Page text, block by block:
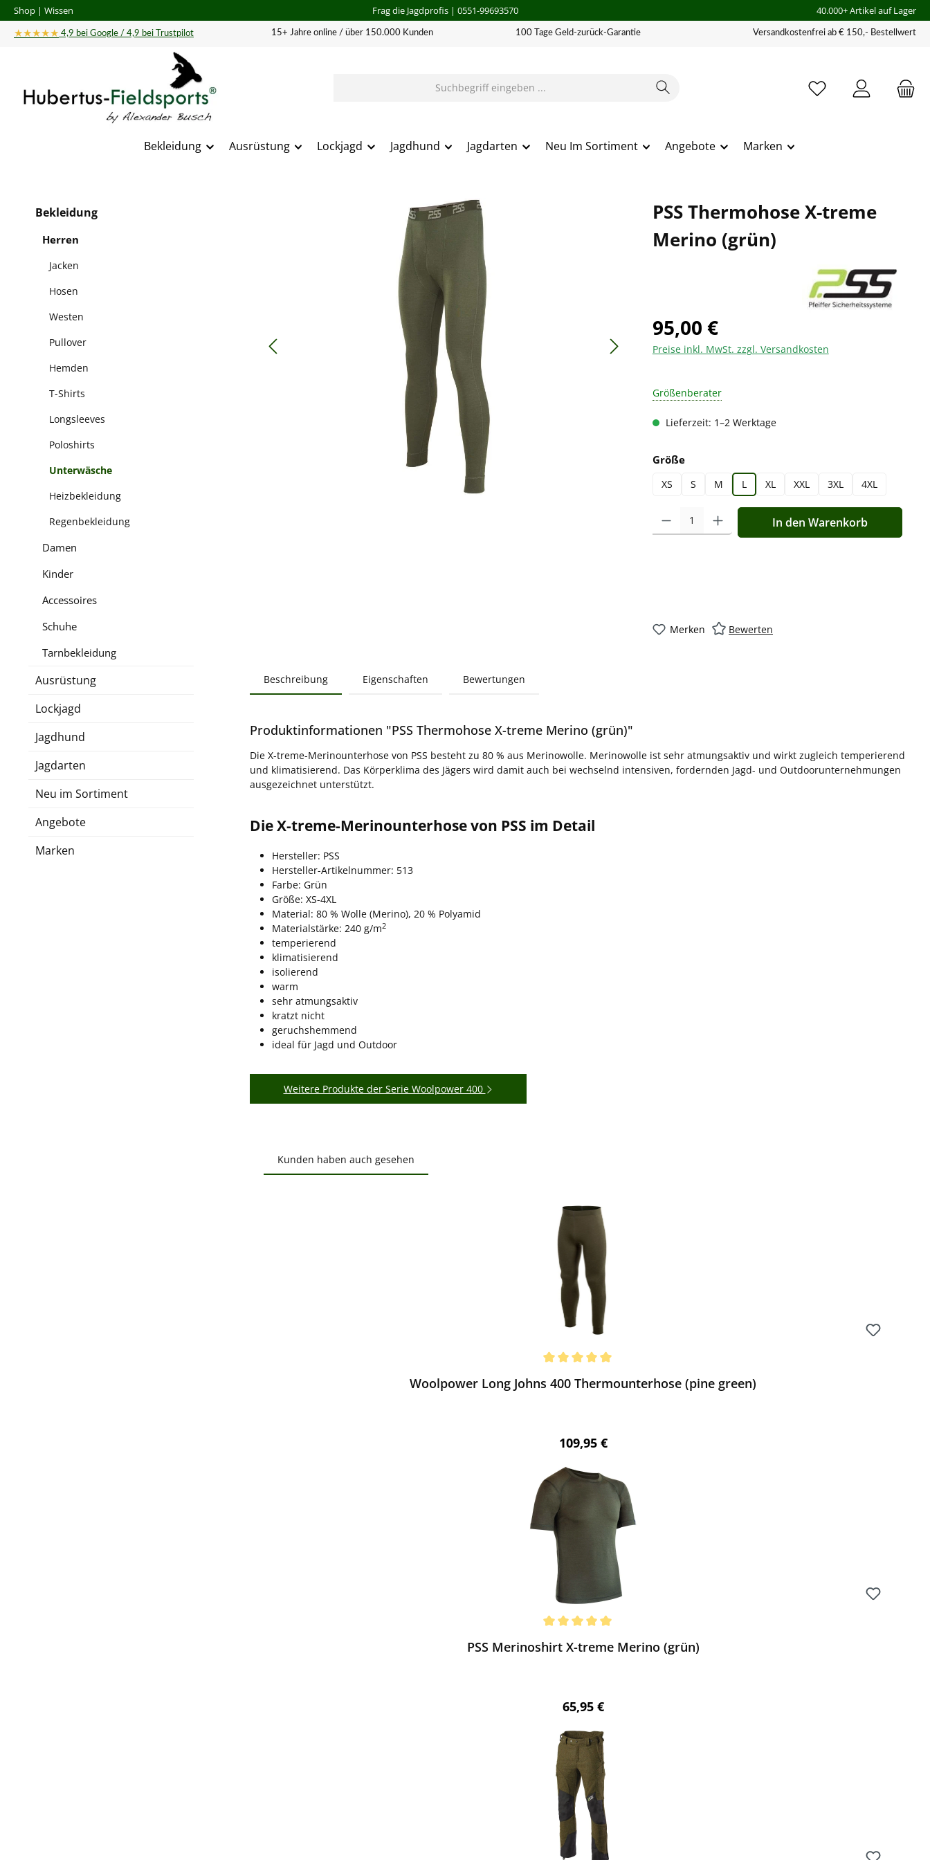
Hauptinhalt springen
Zur Suche springen
Zur Hauptnavigation springen
Shop | Wissen Frag die Jagdprofis| 0551-99693570 40.000+ Artikel auf Lager
★★★★★ 4,9 bei Google / 4,9 bei Trustpilot 15+ Jahre online / über 150.000 Kunden 100 Tage Geld-zurück-Garantie Versandkostenfrei ab € 150,- Bestellwert
Bekleidung Ausrüstung Lockjagd Jagdhund Jagdarten Neu Im Sortiment Angebote Marken
Bekleidung
Herren
Jacken
Hosen
Westen
Pullover
Hemden
T-Shirts
Longsleeves
Poloshirts
Unterwäsche
Heizbekleidung
Regenbekleidung
Damen
Kinder
Accessoires
Schuhe
Tarnbekleidung
Ausrüstung
Lockjagd
Jagdhund
Jagdarten
Neu im Sortiment
Angebote
Marken
PSS Thermohose X-treme
Merino (grün)
95,00 €
Preise inkl. MwSt. zzgl. Versandkosten
Größenberater
Lieferzeit: 1–2 Werktage
Größeauswählen
XS S M L XL XXL 3XL 4XL
Produkt Anzahl: Gib den gewünschten Wert ein oder
In den Warenkorb
Merken Bewerten
Beschreibung Eigenschaften Bewertungen
Produktinformationen "PSS Thermohose X-treme Merino (grün)"
Die X-treme-Merinounterhose von PSS besteht zu 80 % aus Merinowolle. Merinowolle ist sehr atmungsaktiv und wirkt zugleich temperierend
und klimatisierend. Das Körperklima des Jägers wird damit auch bei wechselnd intensiven, fordernden Jagd- und Outdoorunternehmungen
ausgezeichnet unterstützt.
Die X-treme-Merinounterhose von PSS im Detail
Hersteller: PSS
Hersteller-Artikelnummer: 513
Farbe: Grün
Größe: XS-4XL
Material: 80 % Wolle (Merino), 20 % Polyamid
Materialstärke: 240 g/m2
temperierend
klimatisierend
isolierend
warm
sehr atmungsaktiv
kratzt nicht
geruchshemmend
ideal für Jagd und Outdoor
Weitere Produkte der Serie Woolpower 400
Kunden haben auch gesehen
Woolpower Long Johns 400 Thermounterhose (pine green)
Regulärer Preis:
109,95 €
PSS Merinoshirt X-treme Merino (grün)
Regulärer Preis:
65,95 €